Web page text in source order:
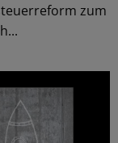
zum